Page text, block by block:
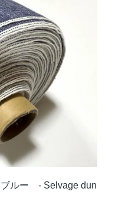
ルー - Selvage dun